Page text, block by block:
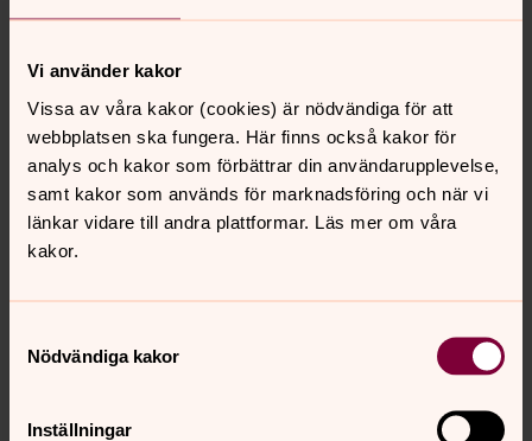
Vi använder kakor
Vissa av våra kakor (cookies) är nödvändiga för att
webbplatsen ska fungera. Här finns också kakor för
analys och kakor som förbättrar din användarupplevelse,
samt kakor som används för marknadsföring och när vi
länkar vidare till andra plattformar. Läs mer om våra
kakor.
Nödvändiga kakor
Inställningar
Erik Havstad
2019 byggdes kyrkan om för att även innehålla kyrksal,
lokal för barnverksamhet samt arbetsrum för kantor.
Samtidigt monterades solceller på södra yttertaket.
Synpunkter eller frågor på sidans
ovre.alvdals.forsamling@svenskakyrkan.se